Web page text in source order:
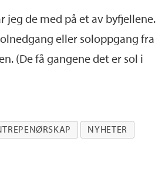
jeg de med på et av byfjellene.
eller soloppgang fra
(De få gangene det er sol i
NYHETER